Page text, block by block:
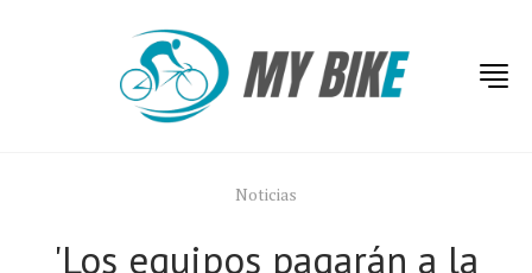
Noticias
'Los equipos pagarán a la